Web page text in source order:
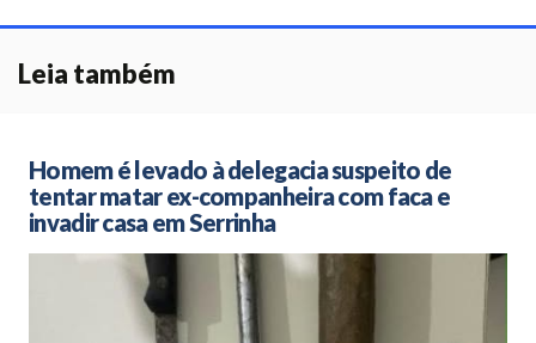
Leia também
Homem é levado à delegacia suspeito de
tentar matar ex-companheira com faca e
invadir casa em Serrinha